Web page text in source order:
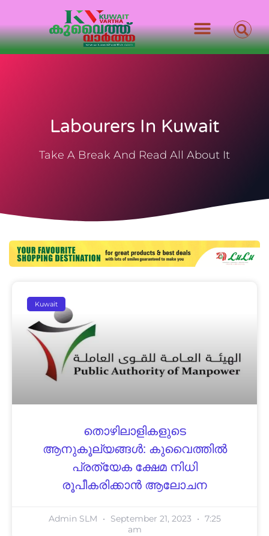
Labourers In Kuwait
Take A Break And Read All About It
Kuwait
തൊഴിലാളികളുടെ
ആനുകൂല്യങ്ങൾ: കുവൈത്തിൽ
പ്രത്യേക ക്ഷേമ നിധി
രൂപീകരിക്കാൻ ആലോചന
Admin SLM September 21, 2023
7:25
am